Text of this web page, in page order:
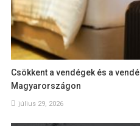
Csökkent a vendégek és a
Magyarországon
július 29, 2026